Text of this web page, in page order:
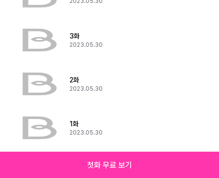
3화
2023.05.30
2화
2023.05.30
1화
2023.05.30
첫화 무료 보기